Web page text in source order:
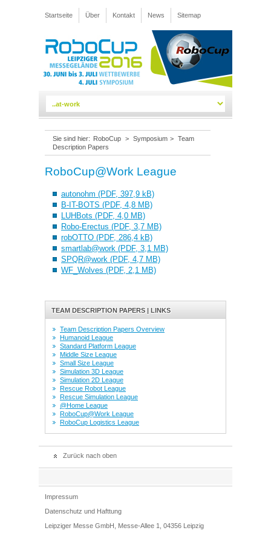
Startseite Über Kontakt News Sitemap
Sie sind hier: RoboCup > Symposium > Team
Description Papers
RoboCup@Work League
autonohm (PDF, 397,9 kB)
B-IT-BOTS (PDF, 4,8 MB)
LUHBots (PDF, 4,0 MB)
Robo-Erectus (PDF, 3,7 MB)
robOTTO (PDF, 286,4 kB)
smartlab@work (PDF, 3,1 MB)
SPQR@work (PDF, 4,7 MB)
WF_Wolves (PDF, 2,1 MB)
TEAM DESCRIPTION PAPERS | LINKS
Team Description Papers Overview
Humanoid League
Standard Platform League
Middle Size League
Small Size League
Simulation 3D League
Simulation 2D League
Rescue Robot League
Rescue Simulation League
@Home League
RoboCup@Work League
RoboCup Logistics League
Zurück nach oben
Impressum
Datenschutz und Hafttung
Leipziger Messe GmbH, Messe-Allee 1, 04356 Leipzig